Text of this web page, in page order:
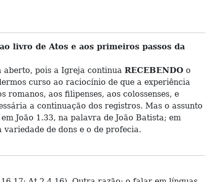
livro de Atos e aos primeiros passos da
aberto, pois a Igreja continua RECEBENDO o
curso ao raciocínio de que a experiência
aos filipenses, aos colossenses, e
a continuação dos registros. Mas o assunto
João 1.33, na palavra de João Batista; em
de dons e o de profecia.